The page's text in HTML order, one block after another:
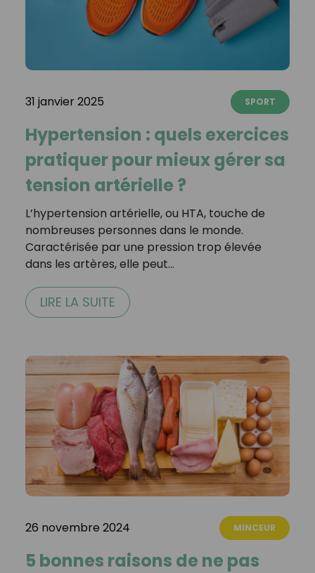
31 janvier 2025 SPORT
Hypertension : quels exercices
pratiquer pour mieux gérer sa
tension artérielle ?
L’hypertension artérielle, ou HTA, touche de
nombreuses personnes dans le monde.
Caractérisée par une pression trop élevée
dans les artères, elle peut…
LIRE LA SUITE
26 novembre 2024 MINCEUR
5 bonnes raisons de ne pas